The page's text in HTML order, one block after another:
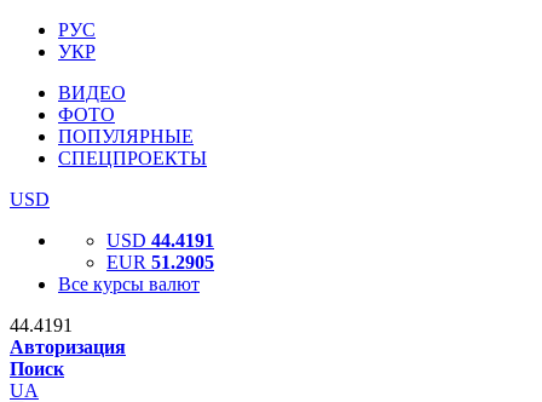
РУС
УКР
ВИДЕО
ФОТО
ПОПУЛЯРНЫЕ
СПЕЦПРОЕКТЫ
USD
USD 44.4191
EUR 51.2905
Все курсы валют
44.4191
Авторизация
Поиск
UA